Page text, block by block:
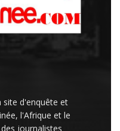
site d'enquête et
l'Afrique et le
journalistes